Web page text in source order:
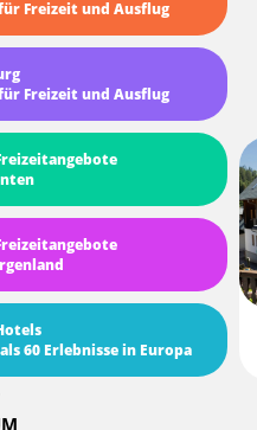
Freizeit und Ausflug
Freizeit und Ausflug
60 Erlebnisse in Europa